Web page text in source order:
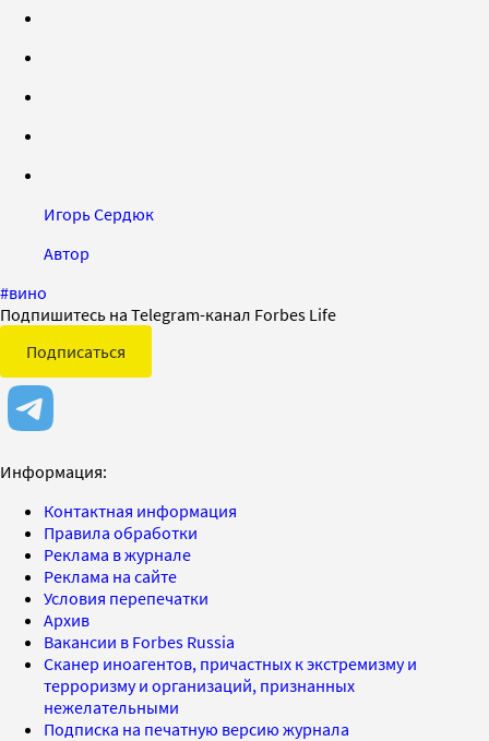
Игорь Сердюк
Автор
#вино
Подпишитесь на Telegram-канал Forbes Life
Подписаться
Информация:
Контактная информация
Правила обработки
Реклама в журнале
Реклама на сайте
Условия перепечатки
Архив
Вакансии в Forbes Russia
Сканер иноагентов, причастных к экстремизму и
терроризму и организаций, признанных
нежелательными
Подписка на печатную версию журнала